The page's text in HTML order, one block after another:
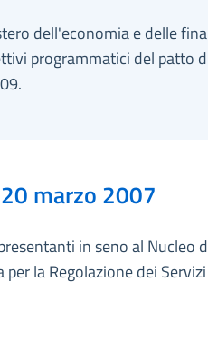
dell'economia e delle
programmatici del patto
marzo 2007
in seno al Nucleo
la Regolazione dei